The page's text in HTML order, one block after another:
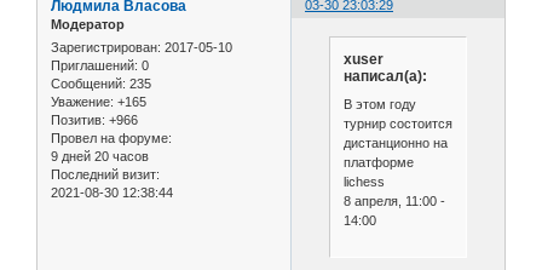
03-30 23:03:29
Людмила Власова
Модератор
Зарегистрирован: 2017-05-10
Приглашений: 0
Сообщений: 235
Уважение: +165
Позитив: +966
Провел на форуме:
9 дней 20 часов
Последний визит:
2021-08-30 12:38:44
xuser
написал(а):
В этом году
турнир состоится
дистанционно на
платформе
lichess
8 апреля, 11:00 -
14:00